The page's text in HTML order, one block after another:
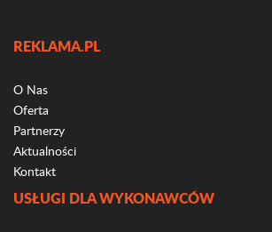
REKLAMA.PL
O Nas
Oferta
Partnerzy
Aktualności
Kontakt
USŁUGI DLA WYKONAWCÓW